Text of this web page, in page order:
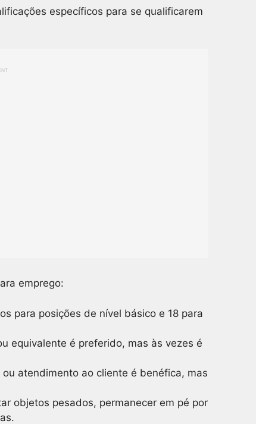
específicos para se qualificarem
emprego:
para posições de nível básico e 18 para
equivalente é preferido, mas às vezes é
atendimento ao cliente é benéfica, mas
objetos pesados, permanecer em pé por